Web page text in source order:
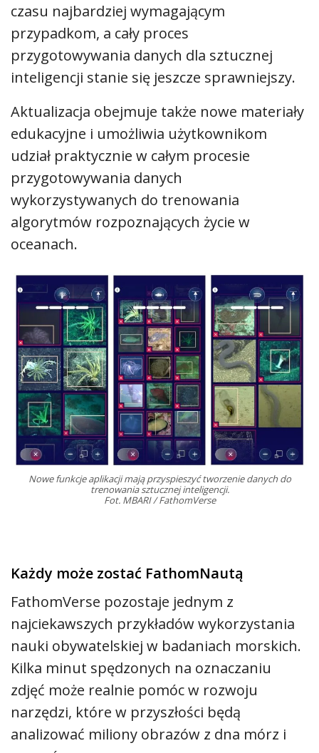
czasu najbardziej wymagającym
przypadkom, a cały proces
przygotowywania danych dla sztucznej
inteligencji stanie się jeszcze sprawniejszy.
Aktualizacja obejmuje także nowe materiały
edukacyjne i umożliwia użytkownikom
udział praktycznie w całym procesie
przygotowywania danych
wykorzystywanych do trenowania
algorytmów rozpoznających życie w
oceanach.
Nowe funkcje aplikacji mają przyspieszyć tworzenie danych do
trenowania sztucznej inteligencji.
Fot. MBARI / FathomVerse
Każdy może zostać FathomNautą
FathomVerse pozostaje jednym z
najciekawszych przykładów wykorzystania
nauki obywatelskiej w badaniach morskich.
Kilka minut spędzonych na oznaczaniu
zdjęć może realnie pomóc w rozwoju
narzędzi, które w przyszłości będą
analizować miliony obrazów z dna mórz i